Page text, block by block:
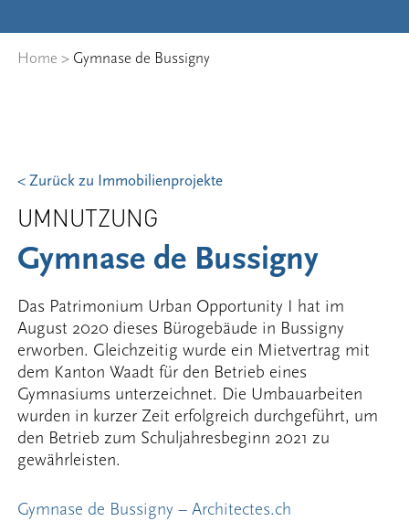
Home > Gymnase de Bussigny
< Zurück zu Immobilienprojekte
UMNUTZUNG
Gymnase de Bussigny
Das Patrimonium Urban Opportunity I hat im
August 2020 dieses Bürogebäude in Bussigny
erworben. Gleichzeitig wurde ein Mietvertrag mit
dem Kanton Waadt für den Betrieb eines
Gymnasiums unterzeichnet. Die Umbauarbeiten
wurden in kurzer Zeit erfolgreich durchgeführt, um
den Betrieb zum Schuljahresbeginn 2021 zu
gewährleisten.
Gymnase de Bussigny – Architectes.ch